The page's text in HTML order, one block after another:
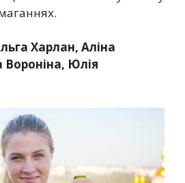
Харлан, Аліна
Юлія